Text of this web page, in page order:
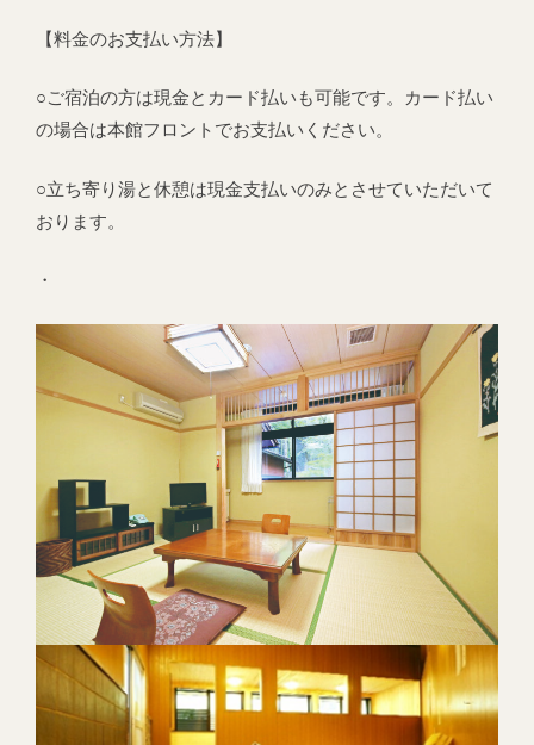
【料金のお支払い方法】
○ご宿泊の方は現金とカード払いも可能です。カード払い
の場合は本館フロントでお支払いください。
○立ち寄り湯と休憩は現金支払いのみとさせていただいて
おります。
・